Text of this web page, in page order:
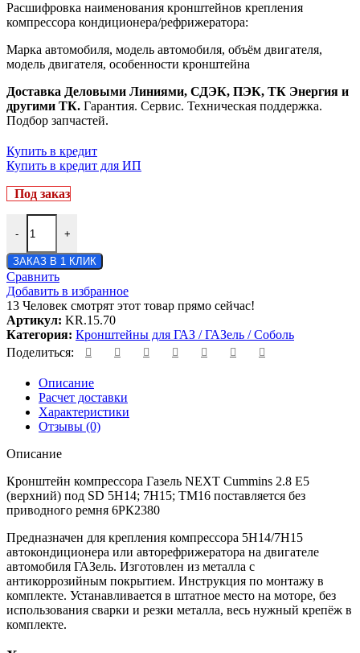
Расшифровка наименования кронштейнов крепления
компрессора кондиционера/рефрижератора:
Марка автомобиля, модель автомобиля, объём двигателя,
модель двигателя, особенности кронштейна
Доставка Деловыми Линиями, СДЭК, ПЭК, ТК Энергия и
другими ТК. Гарантия. Сервис. Техническая поддержка.
Подбор запчастей.
Купить в кредит
Купить в кредит для ИП
Под заказ
- +
ЗАКАЗ В 1 КЛИК
Сравнить
Добавить в избранное
13 Человек смотрят этот товар прямо сейчас!
Артикул: KR.15.70
Категория: Кронштейны для ГАЗ / ГАЗель / Соболь
Поделиться:
Описание
Расчет доставки
Характеристики
Отзывы (0)
Описание
Кронштейн компрессора Газель NEXT Cummins 2.8 Е5
(верхний) под SD 5H14; 7Н15; ТМ16 поставляется без
приводного ремня 6РК2380
Предназначен для крепления компрессора 5H14/7H15
автокондиционера или авторефрижератора на двигателе
автомобиля ГАЗель. Изготовлен из металла с
антикоррозийным покрытием. Инструкция по монтажу в
комплекте. Устанавливается в штатное место на моторе, без
использования сварки и резки металла, весь нужный крепёж в
комплекте.